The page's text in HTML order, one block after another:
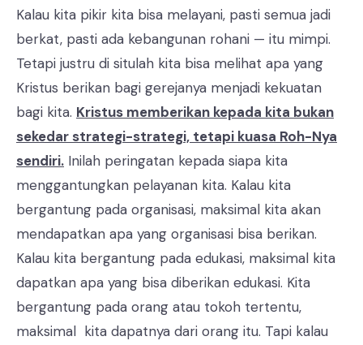
Kalau kita pikir kita bisa melayani, pasti semua jadi
berkat, pasti ada kebangunan rohani — itu mimpi.
Tetapi justru di situlah kita bisa melihat apa yang
Kristus berikan bagi gerejanya menjadi kekuatan
bagi kita. Kristus memberikan kepada kita bukan
sekedar strategi-strategi, tetapi kuasa Roh-Nya
sendiri. Inilah peringatan kepada siapa kita
menggantungkan pelayanan kita. Kalau kita
bergantung pada organisasi, maksimal kita akan
mendapatkan apa yang organisasi bisa berikan.
Kalau kita bergantung pada edukasi, maksimal kita
dapatkan apa yang bisa diberikan edukasi. Kita
bergantung pada orang atau tokoh tertentu,
maksimal kita dapatnya dari orang itu. Tapi kalau